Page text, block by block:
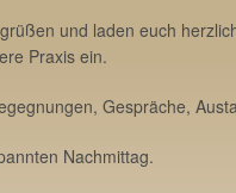
und laden euch
Praxis ein.
Gespräche,
Nachmittag.